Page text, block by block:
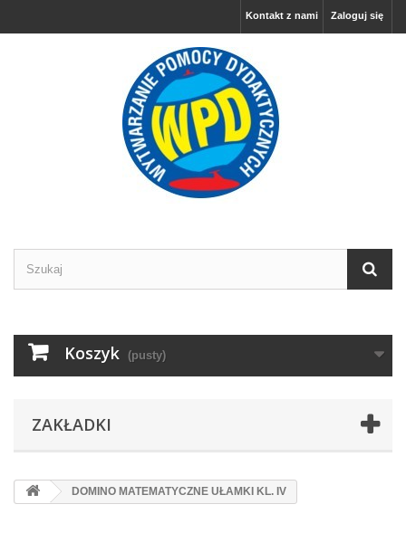
Zaloguj się
Kontakt z nami
Koszyk (pusty)
ZAKŁADKI
DOMINO MATEMATYCZNE UŁAMKI KL. IV